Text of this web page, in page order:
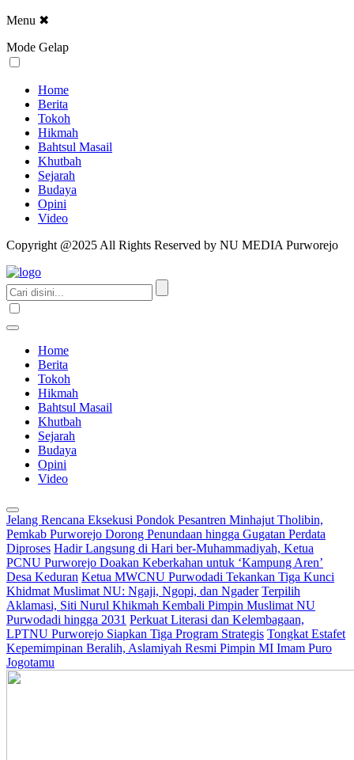
Menu ✖
Mode Gelap
Home
Berita
Tokoh
Hikmah
Bahtsul Masail
Khutbah
Sejarah
Budaya
Opini
Video
Copyright @2025 All Rights Reserved by NU MEDIA Purworejo
Home
Berita
Tokoh
Hikmah
Bahtsul Masail
Khutbah
Sejarah
Budaya
Opini
Video
Jelang Rencana Eksekusi Pondok Pesantren Minhajut Tholibin,
Pemkab Purworejo Dorong Penundaan hingga Gugatan Perdata
Diproses Hadir Langsung di Hari ber-Muhammadiyah, Ketua
PCNU Purworejo Doakan Keberkahan untuk ‘Kampung Aren’
Desa Keduran Ketua MWCNU Purwodadi Tekankan Tiga Kunci
Khidmat Muslimat NU: Ngaji, Ngopi, dan Ngader Terpilih
Aklamasi, Siti Nurul Khikmah Kembali Pimpin Muslimat NU
Purwodadi hingga 2031 Perkuat Literasi dan Kelembagaan,
LPTNU Purworejo Siapkan Tiga Program Strategis Tongkat Estafet
Kepemimpinan Beralih, Aslamiyah Resmi Pimpin MI Imam Puro
Jogotamu